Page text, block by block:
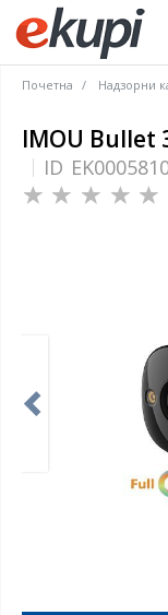
Почетна Надзорни
IMOU Bullet
ID